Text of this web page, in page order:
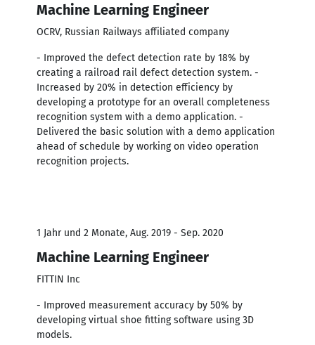
Machine Learning Engineer
OCRV, Russian Railways affiliated company
- Improved the defect detection rate by 18% by
creating a railroad rail defect detection system. -
Increased by 20% in detection efficiency by
developing a prototype for an overall completeness
recognition system with a demo application. -
Delivered the basic solution with a demo application
ahead of schedule by working on video operation
recognition projects.
1 Jahr und 2 Monate, Aug. 2019 - Sep. 2020
Machine Learning Engineer
FITTIN Inc
- Improved measurement accuracy by 50% by
developing virtual shoe fitting software using 3D
models.